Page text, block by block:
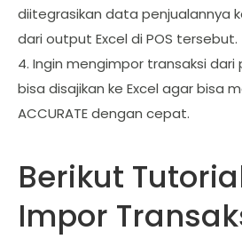
diitegrasikan data penjualannya
dari output Excel di POS tersebut.
4. Ingin mengimpor transaksi dari
bisa disajikan ke Excel agar bisa
ACCURATE dengan cepat.
Berikut
Impor